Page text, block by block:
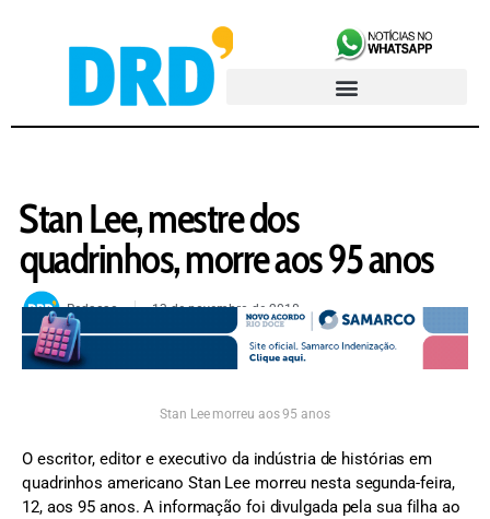
Stan Lee, mestre dos
quadrinhos, morre aos 95 anos
Redacao 13 de novembro de 2018
Stan Lee morreu aos 95 anos
O escritor, editor e executivo da indústria de histórias em
quadrinhos americano Stan Lee morreu nesta segunda-feira,
12, aos 95 anos. A informação foi divulgada pela sua filha ao